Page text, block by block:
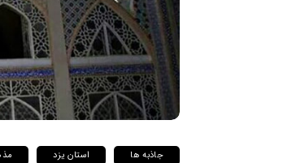
جاذبه ها استان یزد